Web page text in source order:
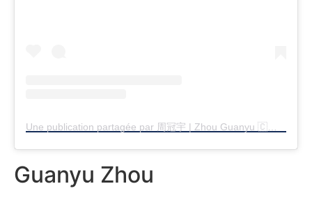
Guanyu Zhou
Une publication partagée par 周冠宇 | Zhou Guanyu 🇨🇳 (@zhouguanyu24)